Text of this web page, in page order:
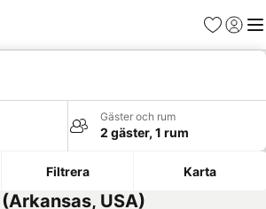
Favoriter
Logga
Gäster och rum
2 gäster, 1 rum
Filtrera Karta
USA)